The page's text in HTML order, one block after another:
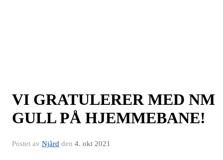
VI GRATULERER MED NM
GULL PÅ HJEMMEBANE!
Postet av Njård den 4. okt 2021